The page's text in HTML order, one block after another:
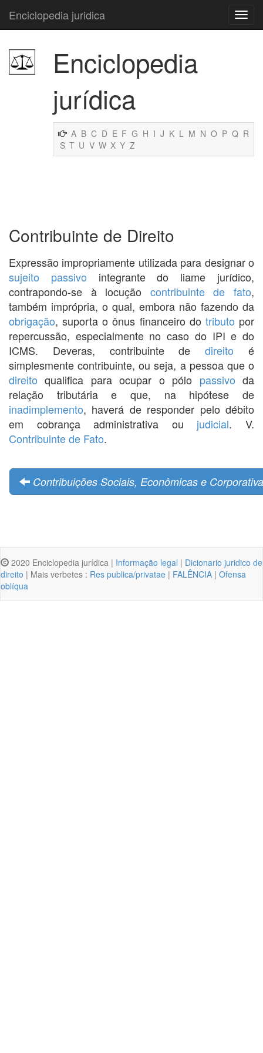
Enciclopedia juridica
Enciclopedia
jurídica
A B C D E F G H I J K L M N O P Q R
S T U V W X Y Z
Contribuinte de Direito
Expressão impropriamente utilizada para designar o
sujeito passivo integrante do liame jurídico,
contrapondo-se à locução contribuinte de fato,
também imprópria, o qual, embora não fazendo da
obrigação, suporta o ônus financeiro do tributo por
repercussão, especialmente no caso do IPI e do
ICMS. Deveras, contribuinte dedireito é
simplesmente contribuinte, ou seja, a pessoa que o
direito qualifica para ocupar o pólo passivo da
relação tributária e que, na hipótese de
inadimplemento, haverá de responder pelo débito
em cobrança administrativa ou judicial. V.
Contribuinte de Fato.
Contribuições Sociais, Econômicas e Corporativa
2020 Enciclopedia jurídica | Informação legal | Dicionario juridico de
direito | Mais verbetes : Res publica/privatae | FALÊNCIA | Ofensa
oblíqua